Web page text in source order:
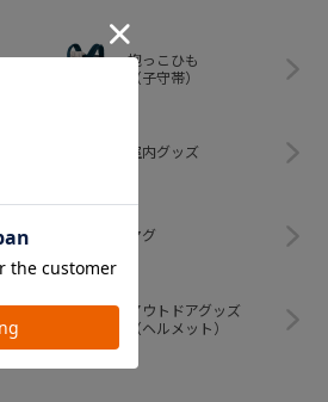
抱っこひも
（子守帯）
室内グッズ
マグ
アウトドアグッズ
（ヘルメット）